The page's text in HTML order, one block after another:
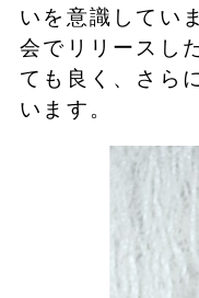
いを意識してい
会でリリースし
ても良く、さら
います。